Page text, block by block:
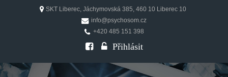
SKT Liberec, Jáchymovská 385, 460 10 Liberec 10
info@psychosom.cz
+420 485 151 398
Přihlásit